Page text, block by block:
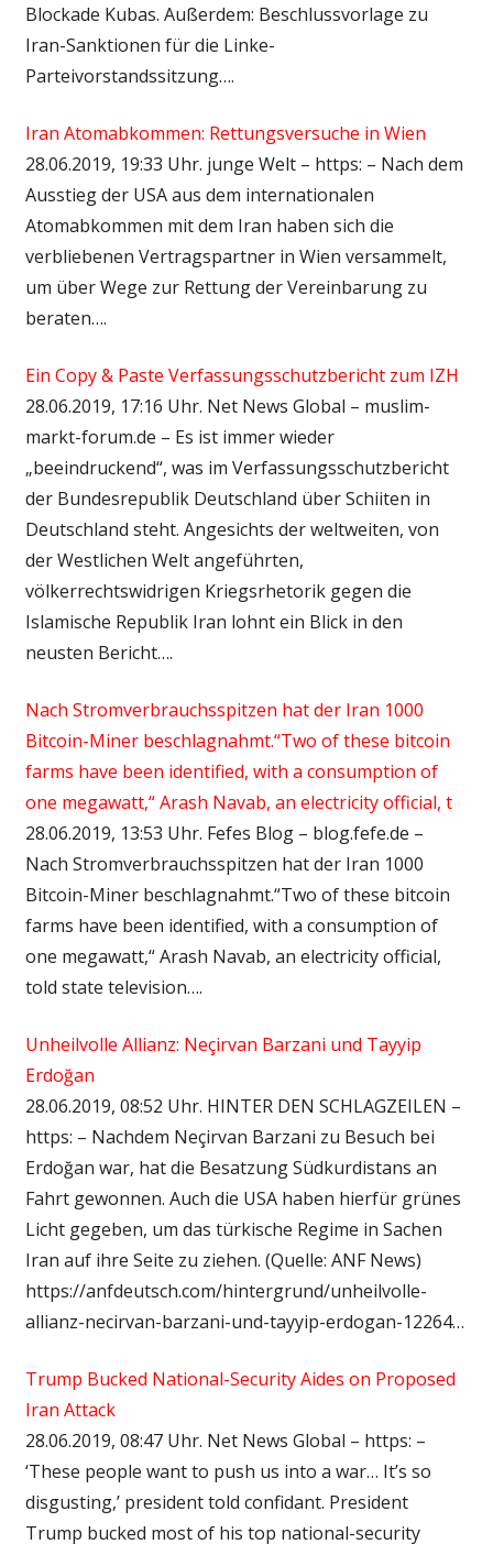
Blockade Kubas. Außerdem: Beschlussvorlage zu
Iran-Sanktionen für die Linke-
Parteivorstandssitzung….
Iran Atomabkommen: Rettungsversuche in Wien
28.06.2019, 19:33 Uhr. junge Welt – https: – Nach dem
Ausstieg der USA aus dem internationalen
Atomabkommen mit dem Iran haben sich die
verbliebenen Vertragspartner in Wien versammelt,
um über Wege zur Rettung der Vereinbarung zu
beraten….
Ein Copy & Paste Verfassungsschutzbericht zum IZH
28.06.2019, 17:16 Uhr. Net News Global – muslim-
markt-forum.de – Es ist immer wieder
„beeindruckend“, was im Verfassungsschutzbericht
der Bundesrepublik Deutschland über Schiiten in
Deutschland steht. Angesichts der weltweiten, von
der Westlichen Welt angeführten,
völkerrechtswidrigen Kriegsrhetorik gegen die
Islamische Republik Iran lohnt ein Blick in den
neusten Bericht….
Nach Stromverbrauchsspitzen hat der Iran 1000
Bitcoin-Miner beschlagnahmt.“Two of these bitcoin
farms have been identified, with a consumption of
one megawatt,“ Arash Navab, an electricity official, t
28.06.2019, 13:53 Uhr. Fefes Blog – blog.fefe.de –
Nach Stromverbrauchsspitzen hat der Iran 1000
Bitcoin-Miner beschlagnahmt.“Two of these bitcoin
farms have been identified, with a consumption of
one megawatt,“ Arash Navab, an electricity official,
told state television….
Unheilvolle Allianz: Neçirvan Barzani und Tayyip
Erdoğan
28.06.2019, 08:52 Uhr. HINTER DEN SCHLAGZEILEN –
https: – Nachdem Neçirvan Barzani zu Besuch bei
Erdoğan war, hat die Besatzung Südkurdistans an
Fahrt gewonnen. Auch die USA haben hierfür grünes
Licht gegeben, um das türkische Regime in Sachen
Iran auf ihre Seite zu ziehen. (Quelle: ANF News)
https://anfdeutsch.com/hintergrund/unheilvolle-
allianz-necirvan-barzani-und-tayyip-erdogan-12264…
Trump Bucked National-Security Aides on Proposed
Iran Attack
28.06.2019, 08:47 Uhr. Net News Global – https: –
‘These people want to push us into a war… It’s so
disgusting,’ president told confidant. President
Trump bucked most of his top national-security